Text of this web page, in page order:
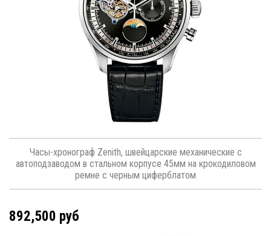
Часы-хронограф Zenith, швейцарские механические с
автоподзаводом в стальном корпусе 45мм на крокодиловом
ремне с черным циферблатом
892,500 руб